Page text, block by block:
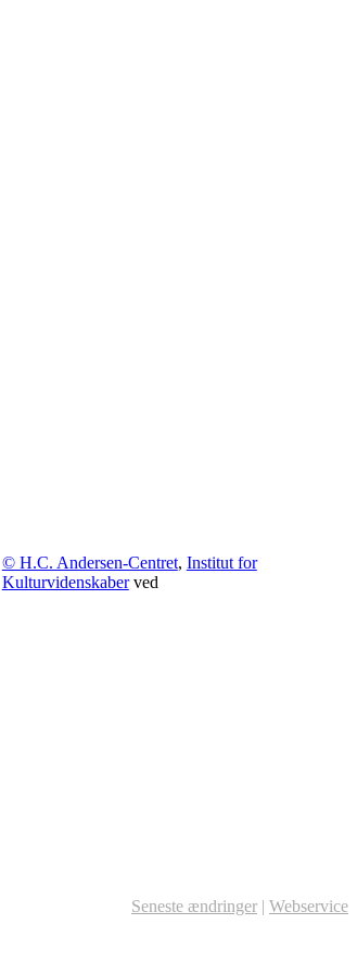
© H.C. Andersen-Centret, Institut for
Kulturvidenskaberved
Seneste ændringer | Webservice